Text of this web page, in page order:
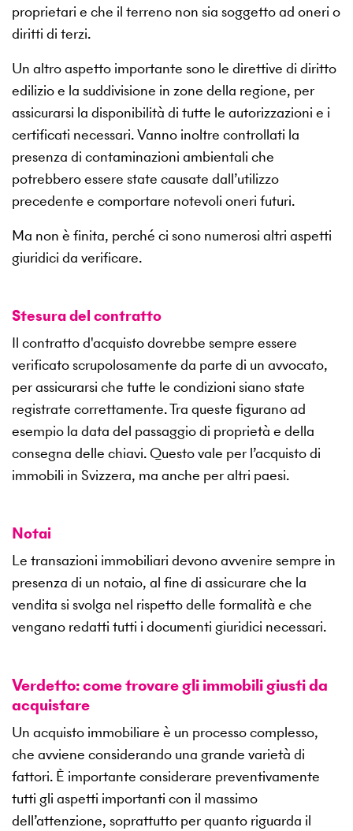
proprietari e che il terreno non sia soggetto ad oneri o
diritti di terzi.
Un altro aspetto importante sono le direttive di diritto
edilizio e la suddivisione in zone della regione, per
assicurarsi la disponibilità di tutte le autorizzazioni e i
certificati necessari. Vanno inoltre controllati la
presenza di contaminazioni ambientali che
potrebbero essere state causate dall’utilizzo
precedente e comportare notevoli oneri futuri.
Ma non è finita, perché ci sono numerosi altri aspetti
giuridici da verificare.
Stesura del contratto
Il contratto d'acquisto dovrebbe sempre essere
verificato scrupolosamente da parte di un avvocato,
per assicurarsi che tutte le condizioni siano state
registrate correttamente. Tra queste figurano ad
esempio la data del passaggio di proprietà e della
consegna delle chiavi. Questo vale per l’acquisto di
immobili in Svizzera, ma anche per altri paesi.
Notai
Le transazioni immobiliari devono avvenire sempre in
presenza di un notaio, al fine di assicurare che la
vendita si svolga nel rispetto delle formalità e che
vengano redatti tutti i documenti giuridici necessari.
Verdetto: come trovare gli immobili giusti da
acquistare
Un acquisto immobiliare è un processo complesso,
che avviene considerando una grande varietà di
fattori. È importante considerare preventivamente
tutti gli aspetti importanti con il massimo
dell’attenzione, soprattutto per quanto riguarda il